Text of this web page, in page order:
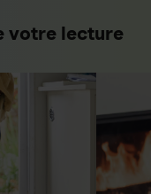
votre lecture